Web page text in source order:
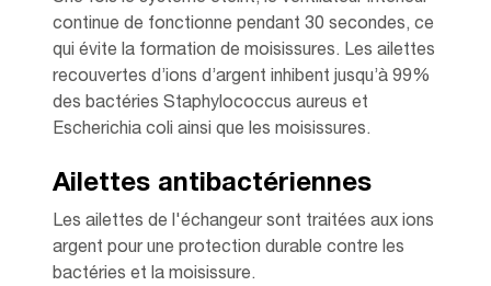
continue de fonctionne pendant 30 secondes, ce
qui évite la formation de moisissures. Les ailettes
recouvertes d’ions d’argent inhibent jusqu’à 99%
des bactéries Staphylococcus aureus et
Escherichia coli ainsi que les moisissures.
Ailettes antibactériennes
Les ailettes de l'échangeur sont traitées aux ions
argent pour une protection durable contre les
bactéries et la moisissure.